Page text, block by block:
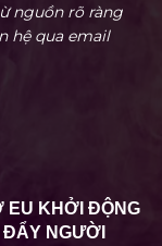
nguồn rõ ràng
hệ qua email
EU KHỞI ĐỘNG
NGƯỜI